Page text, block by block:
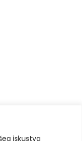
iskustva